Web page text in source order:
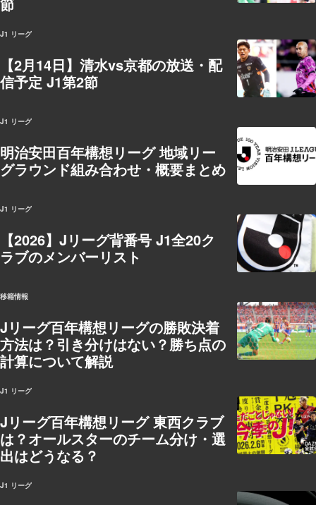
J1 リーグ
【2月14日】清水vs京都の放送・配
信予定 J1第2節
J1 リーグ
明治安田百年構想リーグ 地域リー
グラウンド組み合わせ・概要まとめ
J1 リーグ
【2026】Jリーグ背番号 J1全20ク
ラブのメンバーリスト
移籍情報
Jリーグ百年構想リーグの勝敗決着
方法は？引き分けはない？勝ち点の
計算について解説
J1 リーグ
Jリーグ百年構想リーグ 東西クラブ
は？オールスターのチーム分け・選
出はどうなる？
J1 リーグ